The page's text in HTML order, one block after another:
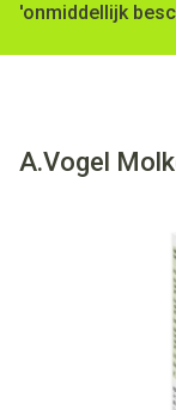
'onmiddellijk
A.Vogel